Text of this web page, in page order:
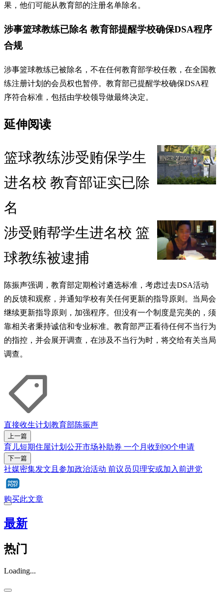
果，他们可能从教育部的注册名单除名。
涉事篮球教练已除名 教育部提醒学校确保DSA程序
合规
涉事篮球教练已被除名，不在任何教育部学校任教，在全国教
练注册计划的会员权也暂停。教育部已提醒学校确保DSA程
序符合标准，包括由学校领导做最终决定。
延伸阅读
篮球教练涉受贿保学生
进名校 教育部证实已除
名
涉受贿帮学生进名校 篮
球教练被逮捕
陈振声强调，教育部定期检讨遴选标准，考虑过去DSA活动
的反馈和观察，并通知学校有关任何更新的指导原则。当局会
继续更新指导原则，加强程序。但没有一个制度是完美的，须
靠相关者秉持诚信和专业标准。教育部严正看待任何不当行为
的指控，并会展开调查，在涉及不当行为时，将交给有关当局
调查。
直接收生计划 教育部陈振声
上一篇
育儿短期住屋计划公开市场补助券 一个月收到90个申请
下一篇
社媒密集发文且参加政治活动 前议员贝理安或加入前进党
购买此文章
最新
热门
Loading...